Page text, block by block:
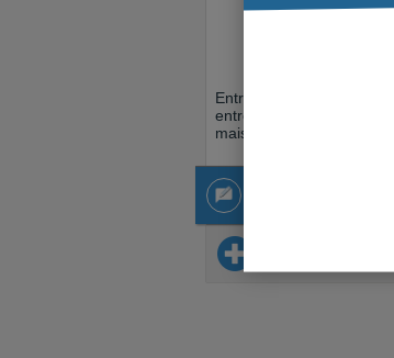
Entreprise Générale Du
entreprise du batiment
maisons en Ariege.
Sur le